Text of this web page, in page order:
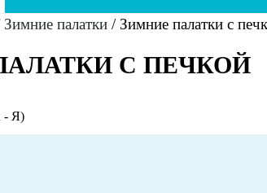
Зимние палатки / Зимние палатки с
С ПЕЧКОЙ